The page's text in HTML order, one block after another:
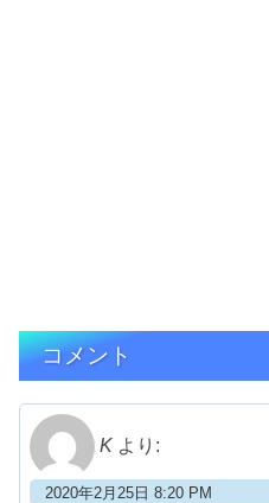
コメント
K より:
2020年2月25日 8:20 PM